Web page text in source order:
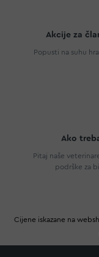
Akcije za
Popusti na suhu
Ako
Pitaj naše
podrške za
Cijene iskazane na